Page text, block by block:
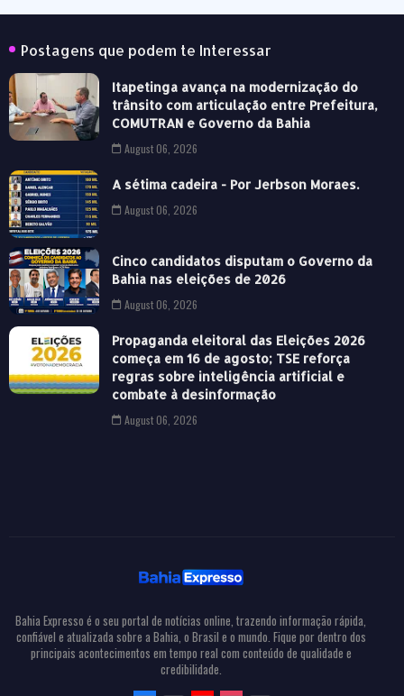
Postagens que podem te Interessar
Itapetinga avança na modernização do
trânsito com articulação entre Prefeitura,
COMUTRAN e Governo da Bahia
August 06, 2026
A sétima cadeira - Por Jerbson Moraes.
August 06, 2026
Cinco candidatos disputam o Governo da
Bahia nas eleições de 2026
August 06, 2026
Propaganda eleitoral das Eleições 2026
começa em 16 de agosto; TSE reforça
regras sobre inteligência artificial e
combate à desinformação
August 06, 2026
Bahia Expresso é o seu portal de notícias online, trazendo informação rápida,
confiável e atualizada sobre a Bahia, o Brasil e o mundo. Fique por dentro dos
principais acontecimentos em tempo real com conteúdo de qualidade e
credibilidade.